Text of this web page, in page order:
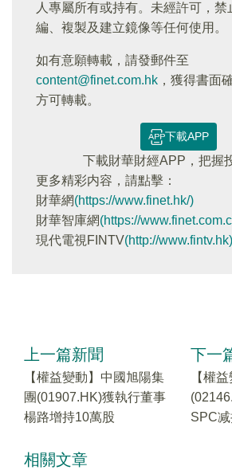
人專屬所有或持有。未經許可，
編、複製及建立鏡像等任何使用。
如有意願轉載，請發郵件至
content@finet.com.hk ，獲得書面
方可轉載。
下載APP
下載財華財經APP，把握
更多精彩内容，請點擊：
財華網(https://www.finet.hk/)
財華智庫網(https://
現代電視FINTV(http://www.fintv.hk)
上一篇新聞
【權益變動】中國旭陽集
團(01907.HK)獲執行董事
楊路增持10萬股
下一
【權
SPC
相關文章